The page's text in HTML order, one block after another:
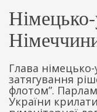
Глава
затягування
флотом”.
України